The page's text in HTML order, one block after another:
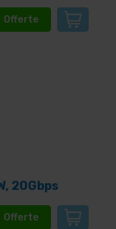
Offerte
20Gbps
Offerte